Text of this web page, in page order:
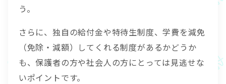
う。
さらに、独自の給付金や特待生制度、学費を減免
（免除・減額）してくれる制度があるかどうか
も、保護者の方や社会人の方にとっては見逃せな
いポイントです。